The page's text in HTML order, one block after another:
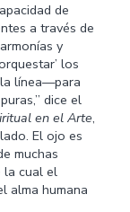
de
a través de
y
los
línea—para
dice el
en el Arte,
El ojo es
muchas
la cual el
alma humana